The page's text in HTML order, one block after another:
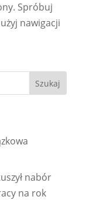
Spróbuj
nawigacji
Szukaj
nabór
na rok